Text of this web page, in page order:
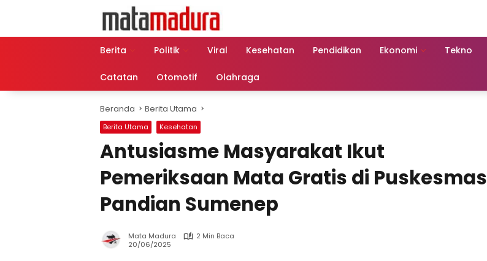
Berita
Politik Viral Kesehatan Pendidikan Ekonomi Tekno
Catatan Otomotif Olahraga
Beranda Berita Utama
Berita Utama Kesehatan
Antusiasme Masyarakat Ikut
Pemeriksaan Mata Gratis di Puskesmas
Pandian Sumenep
Mata Madura
2 Min Baca
20/06/2025